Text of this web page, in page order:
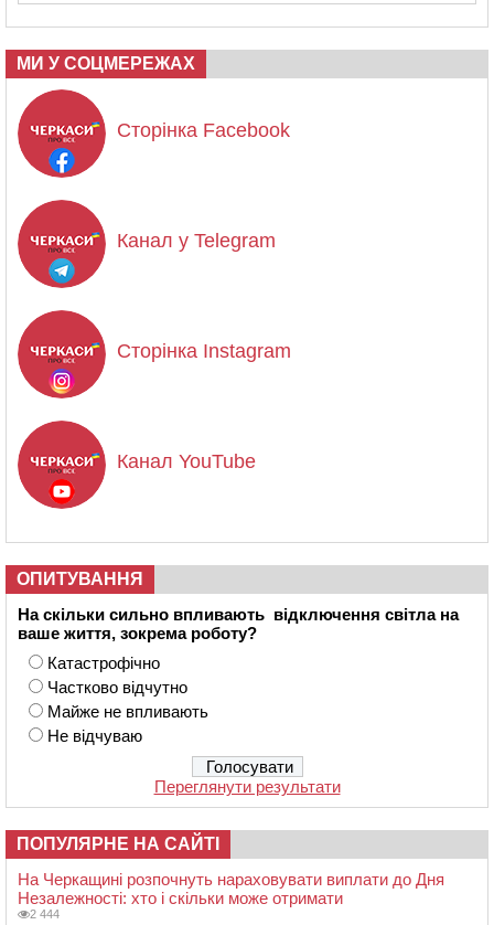
МИ У СОЦМЕРЕЖАХ
Сторінка Facebook
Канал у Telegram
Сторінка Instagram
Канал YouTube
ОПИТУВАННЯ
На скільки сильно впливають відключення світла на
ваше життя, зокрема роботу?
Катастрофічно
Частково відчутно
Майже не впливають
Не відчуваю
Переглянути результати
ПОПУЛЯРНЕ НА САЙТІ
На Черкащині розпочнуть нараховувати виплати до Дня
Незалежності: хто і скільки може отримати
2 444